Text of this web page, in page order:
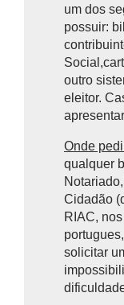
um dos
possuir:
outro
eleitor.
Onde
qualquer
Cidadão
RIAC,
solicitar